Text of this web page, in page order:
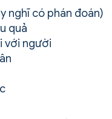
nghĩ có phán đoán)
quả
với người